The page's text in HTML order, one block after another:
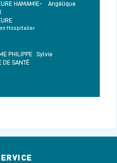
HAMAMIE-
Angélique
Hospitalier
PHILIPPE
Sylvie
DE SANTÉ